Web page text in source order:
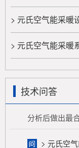
> 元氏空气能采暖
> 元氏空气能采暖
技术问答
失水现象
理部门重视，
之间相差悬殊
> 元氏高
发，分析好热
分析后做出最
> 元氏空
随着科学